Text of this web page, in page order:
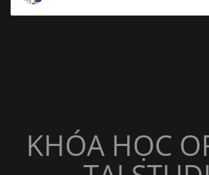
KHÓA HỌC